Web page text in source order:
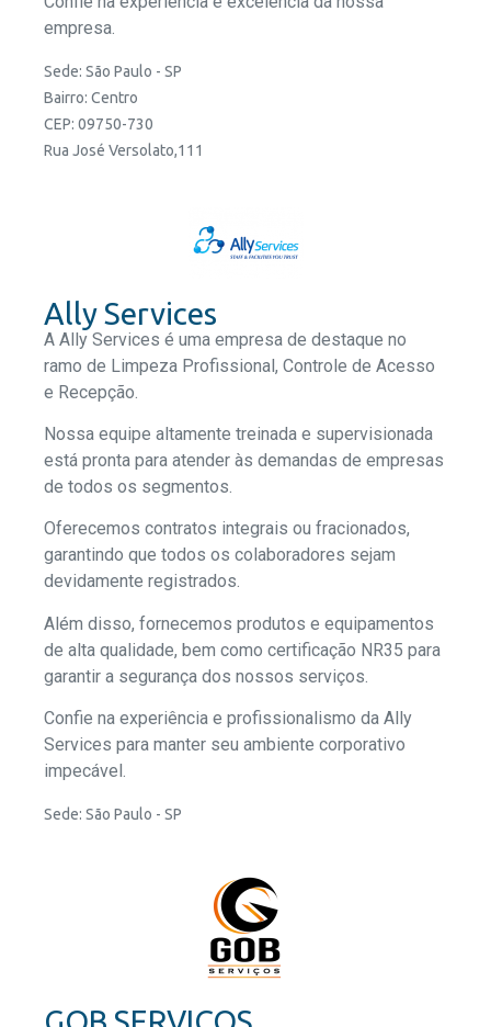
empresa.
Sede: São Paulo - SP
Bairro: Centro
CEP: 09750-730
Rua José Versolato,111
Ally Services
A Ally Services é uma empresa de destaque no
ramo de Limpeza Profissional, Controle de Acesso
e Recepção.
Nossa equipe altamente treinada e supervisionada
está pronta para atender às demandas de empresas
de todos os segmentos.
Oferecemos contratos integrais ou fracionados,
garantindo que todos os colaboradores sejam
devidamente registrados.
Além disso, fornecemos produtos e equipamentos
de alta qualidade, bem como certificação NR35 para
garantir a segurança dos nossos serviços.
Confie na experiência e profissionalismo da Ally
Services para manter seu ambiente corporativo
impecável.
Sede: São Paulo - SP